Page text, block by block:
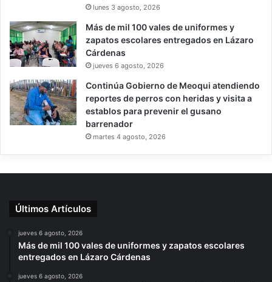
lunes 3 agosto, 2026
Más de mil 100 vales de uniformes y
zapatos escolares entregados en Lázaro
Cárdenas
jueves 6 agosto, 2026
Continúa Gobierno de Meoqui atendiendo
reportes de perros con heridas y visita a
establos para prevenir el gusano
barrenador
martes 4 agosto, 2026
Últimos Artículos
jueves 6 agosto, 2026
Más de mil 100 vales de uniformes y zapatos escolares
entregados en Lázaro Cárdenas
jueves 6 agosto, 2026